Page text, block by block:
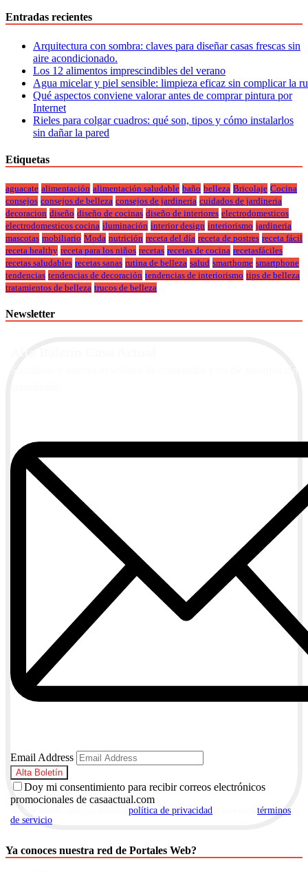
Entradas recientes
Arquitectura con sombra: claves para diseñar casas frescas sin
aire acondicionado.
Los 12 alimentos imprescindibles del verano
Agua micelar y piel sensible: limpieza eficaz sin complicar la
Qué aspectos conviene valorar antes de comprar pintura por
Internet
Rieles para colgar cuadros: qué son, tipos y cómo instalarlos
sin dañar la pared
Etiquetas
aguacate alimentación alimentación saludable baño belleza Bricolaje Cocina
consejos consejos de belleza consejos de jardineria cuidados de jardineria
decoracion diseño diseño de cocinas diseño de interiores electrodomesticos
electrodomesticos cocina iluminación interior design interiorismo jardineria
mascotas mobiliario Moda nutrición receta del día receta de postres receta fácil
receta healthy receta para los niños recetas recetas de cocina recetasfáciles
recetas saludables recetas sanas rutina de belleza salud smarthome smartphone
tendencias tendencias de decoración tendencias de interiorismo tips de belleza
tratamientos de belleza trucos de belleza
Newsletter
Email Address
Doy mi consentimiento para recibir correos electrónicos
promocionales de casaactual.com
política de privacidad
términos
de servicio
Ya conoces nuestra red de Portales Web?